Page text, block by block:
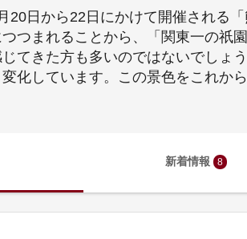
20日から22日にかけて開催される
つまれることから、「関東一の祇
てきた方も多いのではないでしょ
化しています。この景色をこれか
新着情報 8